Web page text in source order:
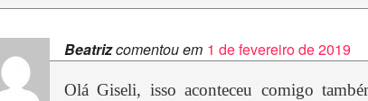
Beatrizcomentou em 1 de fevereiro de 2019
Olá Giseli, isso aconteceu comigo